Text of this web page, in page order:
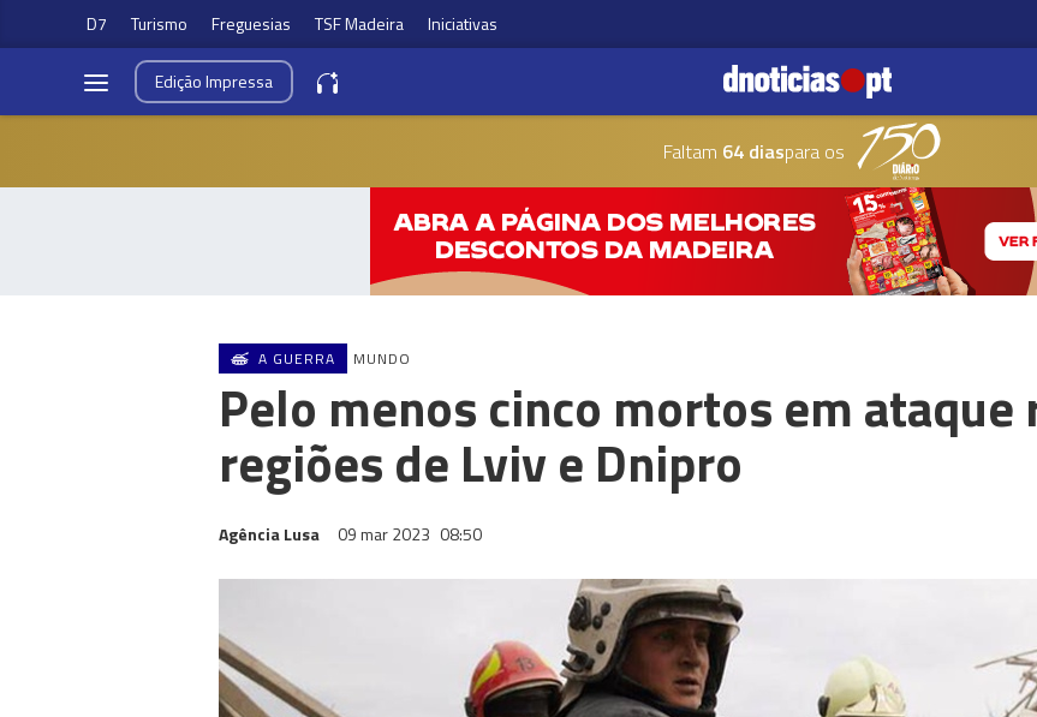
D7 Turismo Freguesias TSF Madeira Iniciativas
EdiçãoImpressa
Faltam 64 diaspara os
A GUERRA MUNDO
Pelo menos cinco mortos em ataque
regiões de Lviv e Dnipro
Agência Lusa 09 mar 2023 08:50